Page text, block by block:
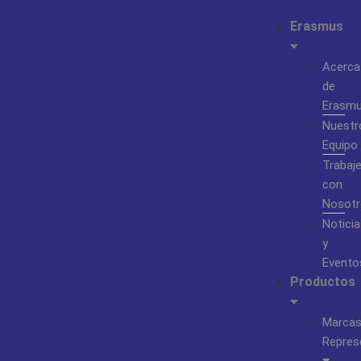
Erasmus
Acerca
de
Equipo
Trabaje
con
y
Productos
Marcas